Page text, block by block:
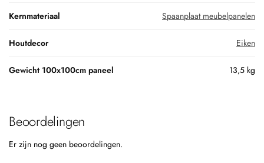
Kernmateriaal Spaanplaat meubelpanelen
Houtdecor Eiken
Gewicht 100x100cm paneel 13,5 kg
Beoordelingen
Er zijn nog geen beoordelingen.